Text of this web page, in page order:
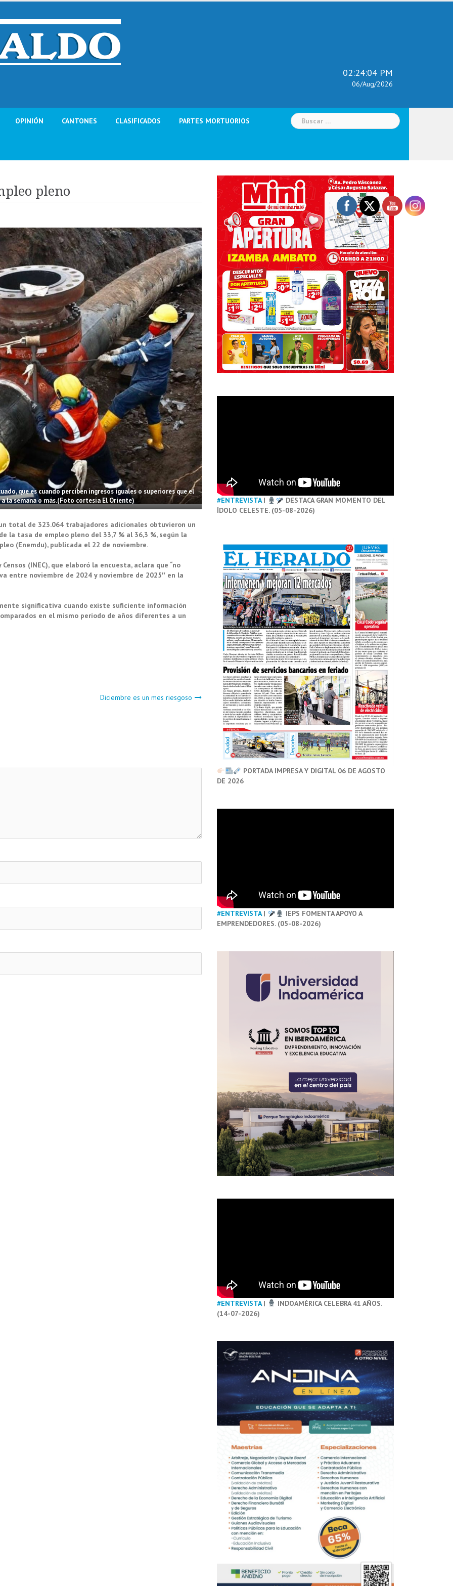
02:24:05 PM
06/Aug/2026
OPINIÓN CANTONES CLASIFICADOS PARTES MORTUORIOS Buscar:
pleno
que es cuando perciben ingresos iguales o superiores que el
la semana o más.(Foto cortesía El Oriente)
total de 323.064 trabajadores adicionales obtuvieron un
la tasa de empleo pleno del 33,7 % al 36,3 %, según la
(Enemdu), publicada el 22 de noviembre.
(INEC), que elaboró la encuesta, aclara que “no
noviembre de 2024 y noviembre de 2025″ en la
significativa cuando existe suficiente información
en el mismo período de años diferentes a un
Diciembre es un mes riesgoso
#ENTREVISTA|
DESTACA GRAN MOMENTO DEL
ÍDOLO CELESTE. (05-08-2026)
PORTADA IMPRESA Y DIGITAL 06 DE AGOSTO
DE 2026
#ENTREVISTA|
IEPS FOMENTA APOYO A
EMPRENDEDORES. (05-08-2026)
#ENTREVISTA|
INDOAMÉRICA CELEBRA 41 AÑOS.
(14-07-2026)